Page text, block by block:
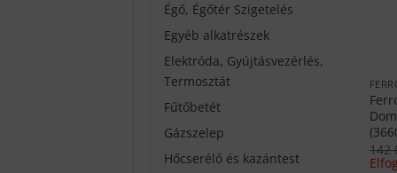
Égő, Égőtér Szigetelés
Egyéb alkatrészek
Elektróda, Gyújtásvezérlés,
Termosztát
Fűtőbetét
Gázszelep
Hőcserélő és kazántest
142